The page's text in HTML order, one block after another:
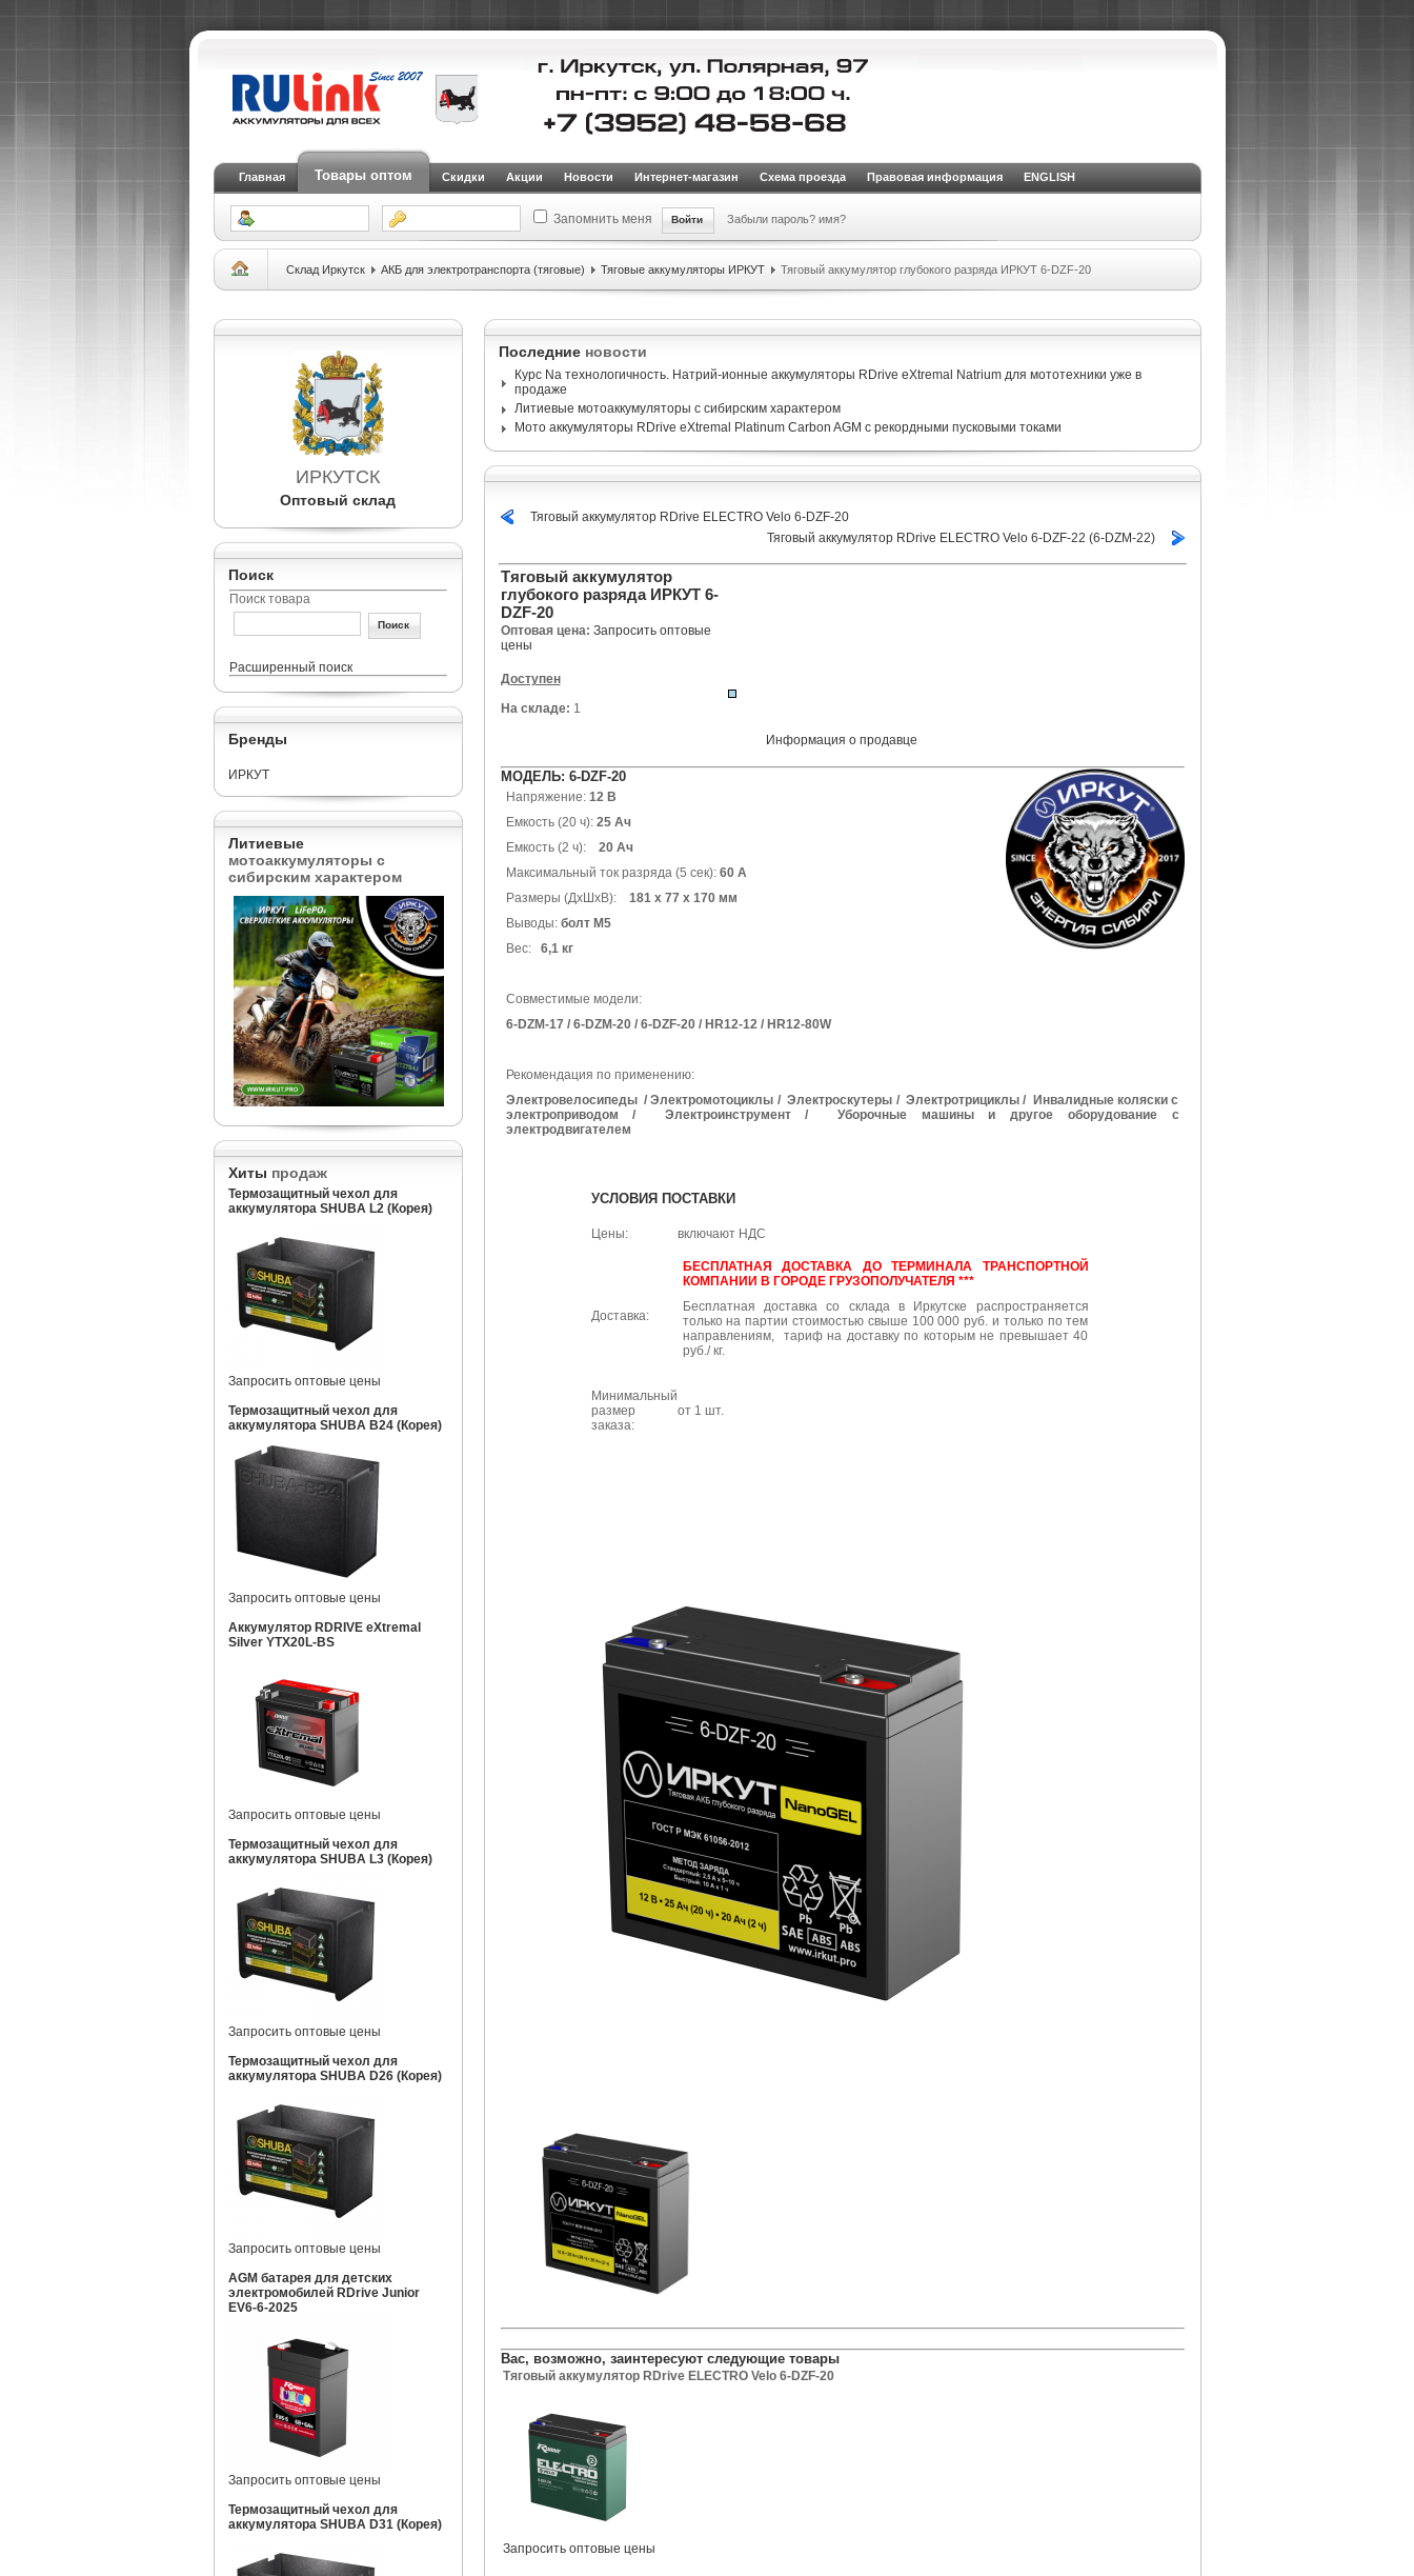
Главная Товары оптом Скидки Акции Новости Интернет-магазин Схема проезда Правовая информация ENGLISH
Запомнить меня Забыли пароль? имя?
Склад Иркутск АКБ для электротранспорта (тяговые) Тяговые аккумуляторы ИРКУТ Тяговый аккумулятор глубокого разряда ИРКУТ 6-DZF-20
ИРКУТСК
Оптовый склад
Поиск
Поиск товара
Расширенный поиск
Бренды
ИРКУТ
Литиевые
мотоаккумуляторы с
сибирским характером
Хиты продаж
Термозащитный чехол для
аккумулятора SHUBA L2 (Корея)
Запросить оптовые цены
Термозащитный чехол для
аккумулятора SHUBA B24 (Корея)
Запросить оптовые цены
Аккумулятор RDRIVE eXtremal
Silver YTX20L-BS
Запросить оптовые цены
Термозащитный чехол для
аккумулятора SHUBA L3 (Корея)
Запросить оптовые цены
Термозащитный чехол для
аккумулятора SHUBA D26 (Корея)
Запросить оптовые цены
AGM батарея для детских
электромобилей RDrive Junior
EV6-6-2025
Запросить оптовые цены
Термозащитный чехол для
аккумулятора SHUBA D31 (Корея)
Последние новости
Курс Na технологичность. Натрий-ионные аккумуляторы RDrive eXtremal Natrium для мототехники уже в
продаже
Литиевые мотоаккумуляторы с сибирским характером
Мото аккумуляторы RDrive eXtremal Platinum Carbon AGM с рекордными пусковыми токами
Тяговый аккумулятор RDrive ELECTRO Velo 6-DZF-20
Тяговый аккумулятор RDrive ELECTRO Velo 6-DZF-22 (6-DZM-22)
Тяговый аккумулятор
глубокого разряда ИРКУТ 6-
DZF-20
Оптовая цена: Запросить оптовые
цены
Доступен
На складе: 1
Информация о продавце
МОДЕЛЬ: 6-DZF-20
Напряжение:12 В
Емкость (20 ч):25Ач
Емкость (2 ч): 20 Ач
Максимальный ток разряда (5 сек):60 А
Размеры (ДхШхВ): 181 х 77 х 170 мм
Выводы:болт M5
Вес:
6,1 кг
Совместимые модели:
6-DZM-17 / 6-DZM-20 / 6-DZF-20 / HR12-12 / HR12-80W
Рекомендация по применению:
Электровелосипеды / Электромотоциклы / Электроскутеры / Электротрициклы / Инвалидные коляски с
электроприводом / Электроинструмент / Уборочные машины и другое оборудование с
электродвигателем
УСЛОВИЯ ПОСТАВКИ
Цены: включают НДС
Доставка:
БЕСПЛАТНАЯ ДОСТАВКА ДО ТЕРМИНАЛА ТРАНСПОРТНОЙ
КОМПАНИИ В ГОРОДЕ ГРУЗОПОЛУЧАТЕЛЯ ***
Бесплатная доставка со склада в Иркутске распространяется
только на партии стоимостью свыше 100 000 руб. и только по тем
направлениям, тариф на доставку по которым не превышает 40
руб./ кг.
Минимальный
размер
заказа:
от 1 шт.
Вас, возможно, заинтересуют следующие товары
Тяговый аккумулятор RDrive ELECTRO Velo 6-DZF-20
Запросить оптовые цены